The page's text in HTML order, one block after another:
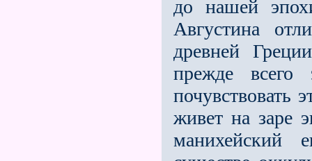
до нашей
Августина
древней
прежде всего
почувствовать
живeт на заре
манихейский